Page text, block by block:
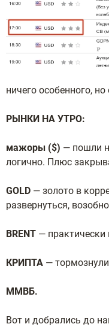
ничего особенного,
РЫНКИ НА УТРО:
мажоры ($) — пошли
логично. Плюс
GOLD — золото в
развернуться,
BRENT — практически
КРИПТА —
ММВБ.
Вот и добрались до